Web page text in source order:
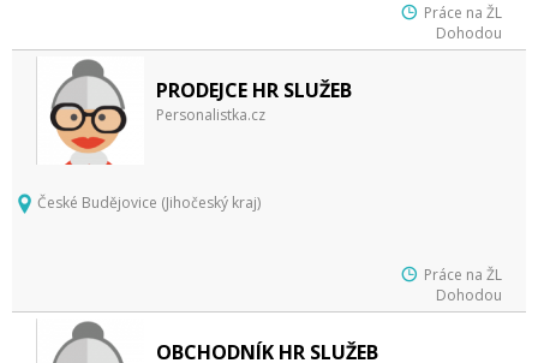
Práce na ŽL
Dohodou
PRODEJCE HR SLUŽEB
Personalistka.cz
České Budějovice (Jihočeský kraj)
Práce na ŽL
Dohodou
OBCHODNÍK HR SLUŽEB